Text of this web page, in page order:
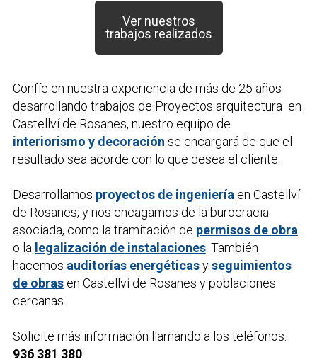
Ver nuestros
trabajos realizados
Confíe en nuestra experiencia de más de 25 años
desarrollando trabajos de Proyectos arquitectura en
Castellví de Rosanes, nuestro equipo de
interiorismo y decoración se encargará de que el
resultado sea acorde con lo que desea el cliente.
Desarrollamos proyectos de ingeniería en Castellví
de Rosanes, y nos encagamos de la burocracia
asociada, como la tramitación de permisos de obra
o la legalización de instalaciones. También
hacemos auditorías energéticasyseguimientos
de obrasen Castellví de Rosanes y poblaciones
cercanas.
Solicite más información llamando a los teléfonos:
936 381 380